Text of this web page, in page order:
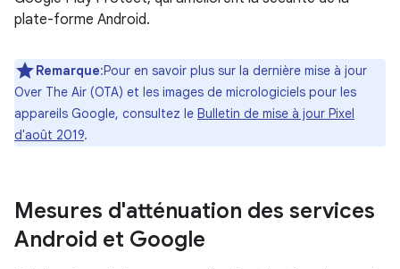
plate-forme Android.
Remarque:Pour en savoir plus sur la dernière mise à jour
Over The Air (OTA) et les images de micrologiciels pour les
appareils Google, consultez le Bulletin de mise à jour Pixel
d'août 2019.
Mesures d'atténuation des services
Android et Google